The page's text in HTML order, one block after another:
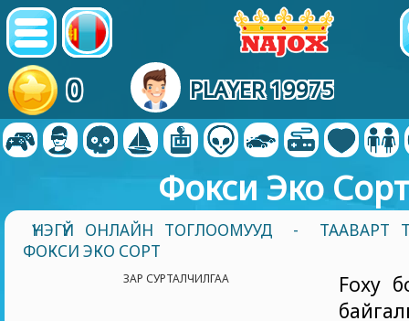
0 PLAYER 19975
Фокси Эко Сорт
ҮНЭГҮЙ ОНЛАЙН ТОГЛООМУУД -
ТААВАРТ
ФОКСИ ЭКО СОРТ
ЗАР СУРТАЛЧИЛГАА
Foxy